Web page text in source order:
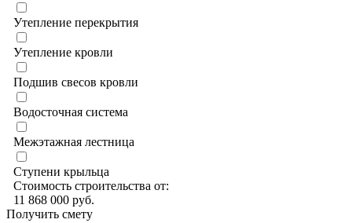
Утепление перекрытия
Утепление кровли
Подшив свесов кровли
Водосточная система
Межэтажная лестница
Ступени крыльца
Стоимость строительства от:
11 868 000 руб.
Получить смету